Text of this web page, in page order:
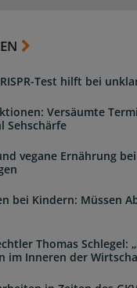
Test hilft bei
Versäumte
Sehschärfe
vegane Ernährung
bei Kindern: Müssen
Thomas Schlegel:
im Inneren der